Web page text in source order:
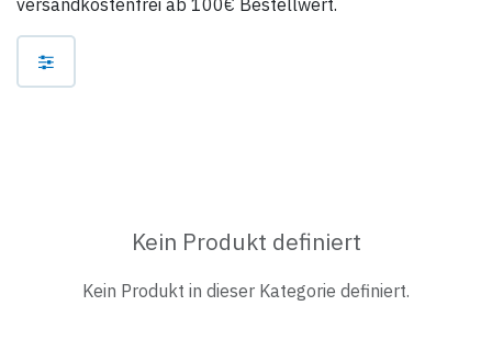
versandkostenfrei ab 100€ Bestellwert.
Kein Produkt definiert
Kein Produkt in dieser Kategorie definiert.